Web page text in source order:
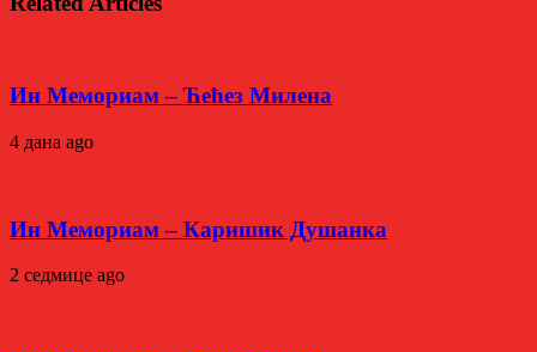
Ин Мемориам – Ћећез Милена
4 дана ago
Ин Мемориам – Каришик Душанка
2 седмице ago